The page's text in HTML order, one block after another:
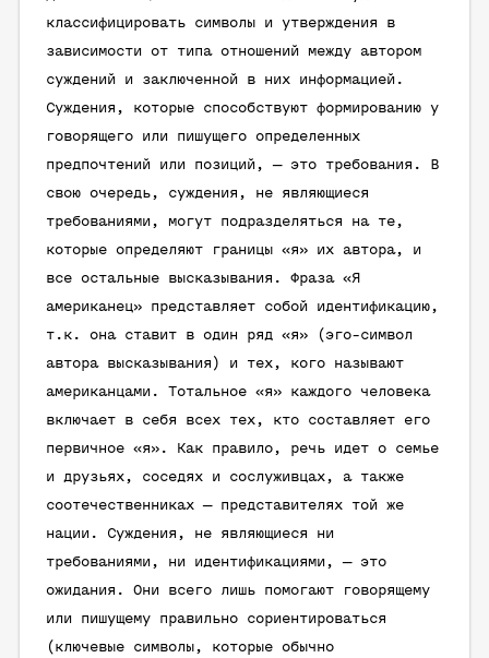
классифицировать символы и утверждения в
зависимости от типа отношений между автором
суждений и заключенной в них информацией.
Суждения, которые способствуют формированию у
говорящего или пишущего определенных
предпочтений или позиций, — это требования. В
свою очередь, суждения, не являющиеся
требованиями, могут подразделяться на те,
которые определяют границы «я» их автора, и
все остальные высказывания. Фраза «Я
американец» представляет собой идентификацию,
т.к. она ставит в один ряд «я» (эго-символ
автора высказывания) и тех, кого называют
американцами. Тотальное «я» каждого человека
включает в себя всех тех, кто составляет его
первичное «я». Как правило, речь идет о семье
и друзьях, соседях и сослуживцах, а также
соотечественниках — представителях той же
нации. Суждения, не являющиеся ни
требованиями, ни идентификациями, — это
ожидания. Они всего лишь помогают говорящему
или пишущему правильно сориентироваться
(ключевые символы, которые обычно